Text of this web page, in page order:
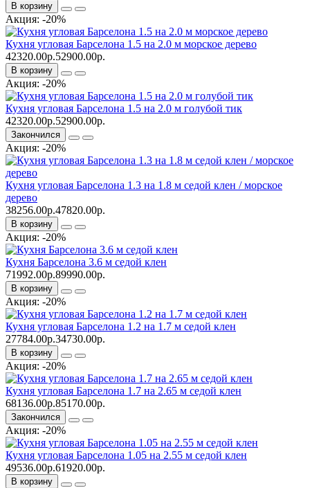
В корзину
Акция: -20%
Кухня угловая Барселона 1.5 на 2.0 м морское дерево
42320.00р.52900.00р.
В корзину
Акция: -20%
Кухня угловая Барселона 1.5 на 2.0 м голубой тик
42320.00р.52900.00р.
Закончился
Акция: -20%
Кухня угловая Барселона 1.3 на 1.8 м седой клен / морское
дерево
38256.00р.47820.00р.
В корзину
Акция: -20%
Кухня Барселона 3.6 м седой клен
71992.00р.89990.00р.
В корзину
Акция: -20%
Кухня угловая Барселона 1.2 на 1.7 м седой клен
27784.00р.34730.00р.
В корзину
Акция: -20%
Кухня угловая Барселона 1.7 на 2.65 м седой клен
68136.00р.85170.00р.
Закончился
Акция: -20%
Кухня угловая Барселона 1.05 на 2.55 м седой клен
49536.00р.61920.00р.
В корзину